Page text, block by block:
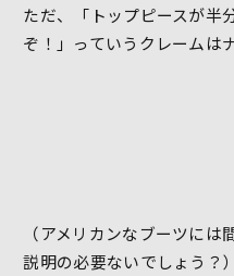
ただ、「トップピースが半
ぞ！」っていうクレームは
（アメリカンなブーツに
説明の必要ないでしょう？）